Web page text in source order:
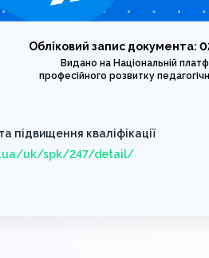
Обліковий запис документа:
Видано на Національній
професійного розвитку
підвищення кваліфікації
uk/spk/247/detail/